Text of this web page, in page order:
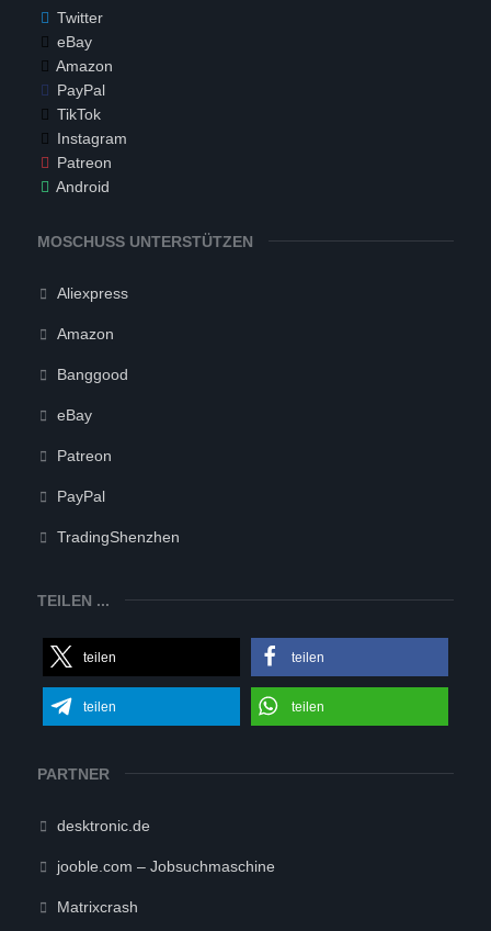
Twitter
eBay
Amazon
PayPal
TikTok
Instagram
Patreon
Android
MOSCHUSS UNTERSTÜTZEN
Aliexpress
Amazon
Banggood
eBay
Patreon
PayPal
TradingShenzhen
TEILEN ...
teilen teilen
teilen teilen
PARTNER
desktronic.de
jooble.com – Jobsuchmaschine
Matrixcrash